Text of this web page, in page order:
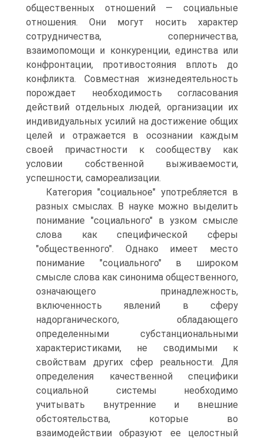
общественных отношений — социальные
отношения. Они могут носить характер
сотрудничества, соперничества,
взаимопомощи и конкуренции, единства или
конфронтации, противостояния вплоть до
конфликта. Совместная жизнедеятельность
порождает необходимость согласования
действий отдельных людей, организации их
индивидуальных усилий на достижение общих
целей и отражается в осознании каждым
своей причастности к сообществу как
условии собственной выживаемости,
успешности, самореализации.
Категория "социальное" употребляется в
разных смыслах. В науке можно выделить
понимание "социального" в узком смысле
слова как специфической сферы
"общественного". Однако имеет место
понимание "социального" в широком
смысле слова как синонима общественного,
означающего принадлежность,
включенность явлений в сферу
надорганического, обладающего
определенными субстанциональными
характеристиками, не сводимыми к
свойствам других сфер реальности. Для
определения качественной специфики
социальной системы необходимо
учитывать внутренние и внешние
обстоятельства, которые во
взаимодействии образуют ее целостный